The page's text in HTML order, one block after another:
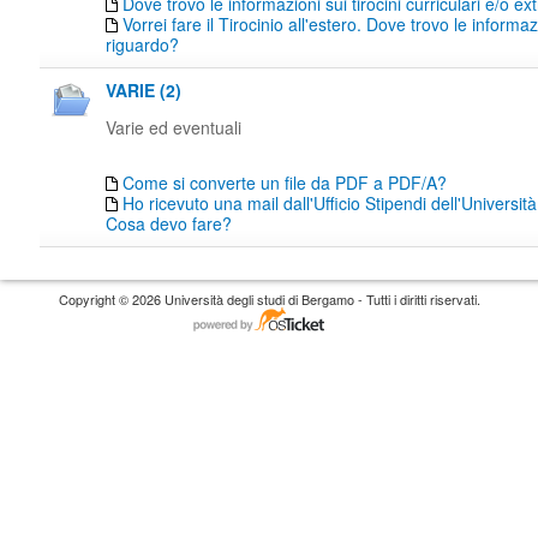
Vorrei fare il Tirocinio all'estero. Dove trovo le
riguardo?
VARIE (2)
Varie ed eventuali
Come si converte un file da PDF a PDF/A?
Ho ricevuto una mail dall'Ufficio Stipendi
Cosa devo fare?
Copyright © 2026 Università degli studi di Bergamo - Tutti i diritti riservati.